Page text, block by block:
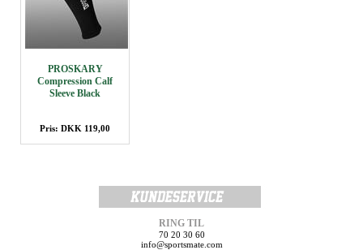
PROSKARY
Compression Calf
Sleeve Black
Pris: DKK 119,00
RING TIL
70 20 30 60
info@sportsmate.com